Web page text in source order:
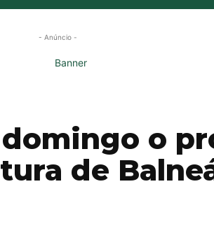
- Anúncio -
o
de